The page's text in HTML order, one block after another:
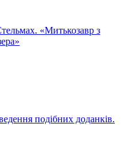
«Митькозавр з
подібних доданків.